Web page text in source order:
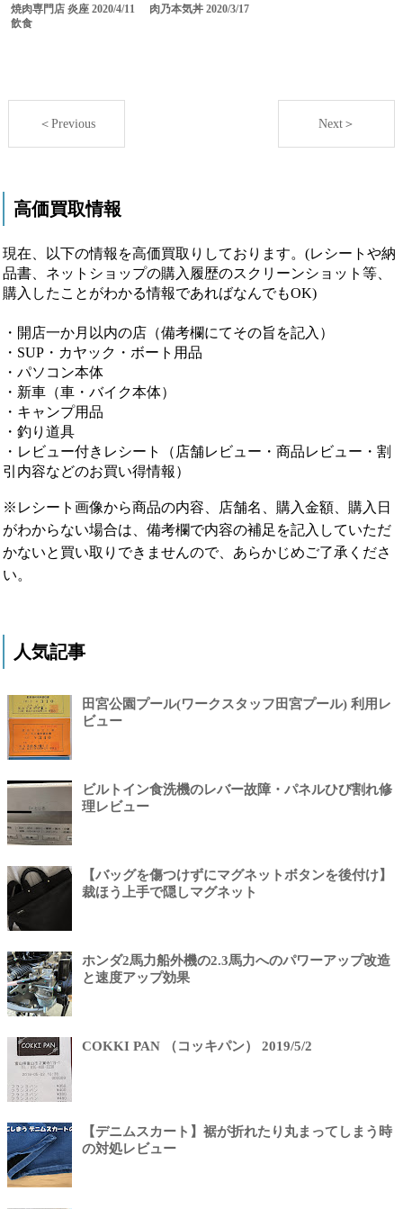
焼肉専門店 炎座 2020/4/11
飲食
肉乃本気丼 2020/3/17
＜Previous Next＞
高価買取情報
現在、以下の情報を高価買取りしております。(レシートや納
品書、ネットショップの購入履歴のスクリーンショット等、
購入したことがわかる情報であればなんでもOK)
・開店一か月以内の店（備考欄にてその旨を記入）
・SUP・カヤック・ボート用品
・パソコン本体
・新車（車・バイク本体）
・キャンプ用品
・釣り道具
・レビュー付きレシート（店舗レビュー・商品レビュー・割
引内容などのお買い得情報）
※レシート画像から商品の内容、店舗名、購入金額、購入日
がわからない場合は、備考欄で内容の補足を記入していただ
かないと買い取りできませんので、あらかじめご了承くださ
い。
人気記事
田宮公園プール(ワークスタッフ田宮プール) 利用レ
ビュー
ビルトイン食洗機のレバー故障・パネルひび割れ修
理レビュー
【バッグを傷つけずにマグネットボタンを後付け】
裁ほう上手で隠しマグネット
ホンダ2馬力船外機の2.3馬力へのパワーアップ改造
と速度アップ効果
COKKI PAN （コッキパン） 2019/5/2
【デニムスカート】裾が折れたり丸まってしまう時
の対処レビュー